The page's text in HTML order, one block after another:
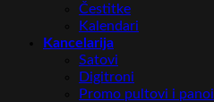
Čestitke
Kalendari
Kancelarija
Satovi
Digitroni
Promo pultovi i panoi